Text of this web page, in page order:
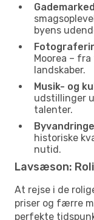
byens
Moorea –
landskaber.
Musik- og
udstillinger
talenter.
historiske
nutid.
Lavsæson:
At rejse i de
priser og færre
perfekte